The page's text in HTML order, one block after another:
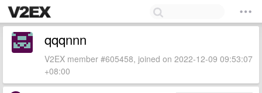
qqqnnn
V2EX member #605458, joined on 2022-12-09 09:53:07
+08:00